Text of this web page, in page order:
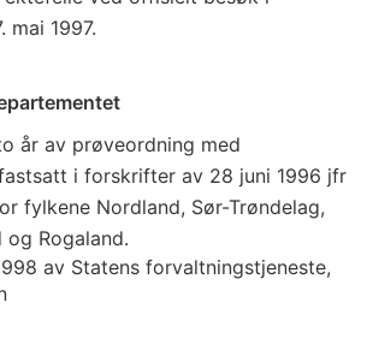
mai 1997.
år av prøveordning med
i forskrifter av 28 juni 1996 jfr
fylkene Nordland, Sør-Trøndelag,
Rogaland.
av Statens forvaltningstjeneste,